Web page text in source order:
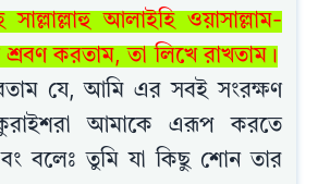
সাল্লাল্লাহু আলাইহি ওয়াসাল্লাম-
করতাম, তা লিখে রাখতাম।
যে, আমি এর সবই সংরক্ষণ
আমাকে এরূপ করতে
বলেঃ তুমি যা কিছু শোন তার